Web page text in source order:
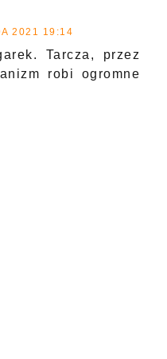
2021 19:14
Tarcza, przez
robi ogromne